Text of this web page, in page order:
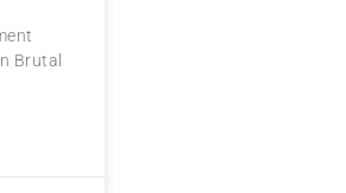
Brutal